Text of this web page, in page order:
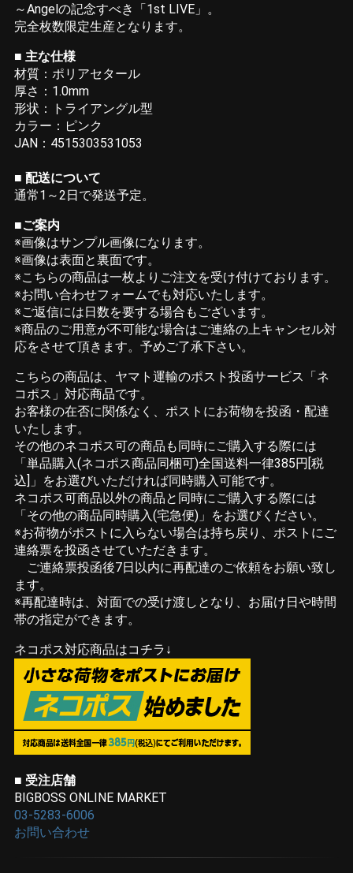
～Angelの記念すべき「1st LIVE」。
完全枚数限定生産となります。
■ 主な仕様
材質：ポリアセタール
厚さ：1.0mm
形状：トライアングル型
カラー：ピンク
JAN：4515303531053
■ 配送について
通常1～2日で発送予定。
■ご案内
※画像はサンプル画像になります。
※画像は表面と裏面です。
※こちらの商品は一枚よりご注文を受け付けております。
※お問い合わせフォームでも対応いたします。
※ご返信には日数を要する場合もございます。
※商品のご用意が不可能な場合はご連絡の上キャンセル対
応をさせて頂きます。予めご了承下さい。
こちらの商品は、ヤマト運輸のポスト投函サービス「ネ
コポス」対応商品です。
お客様の在否に関係なく、ポストにお荷物を投函・配達
いたします。
その他のネコポス可の商品も同時にご購入する際には
「単品購入(ネコポス商品同梱可)全国送料一律385円[税
込]」をお選びいただければ同時購入可能です。
ネコポス可商品以外の商品と同時にご購入する際には
「その他の商品同時購入(宅急便)」をお選びください。
※お荷物がポストに入らない場合は持ち戻り、ポストにご
連絡票を投函させていただきます。
ご連絡票投函後7日以内に再配達のご依頼をお願い致し
ます。
※再配達時は、対面での受け渡しとなり、お届け日や時間
帯の指定ができます。
ネコポス対応商品はコチラ↓
■ 受注店舗
BIGBOSS ONLINE MARKET
03-5283-6006
お問い合わせ